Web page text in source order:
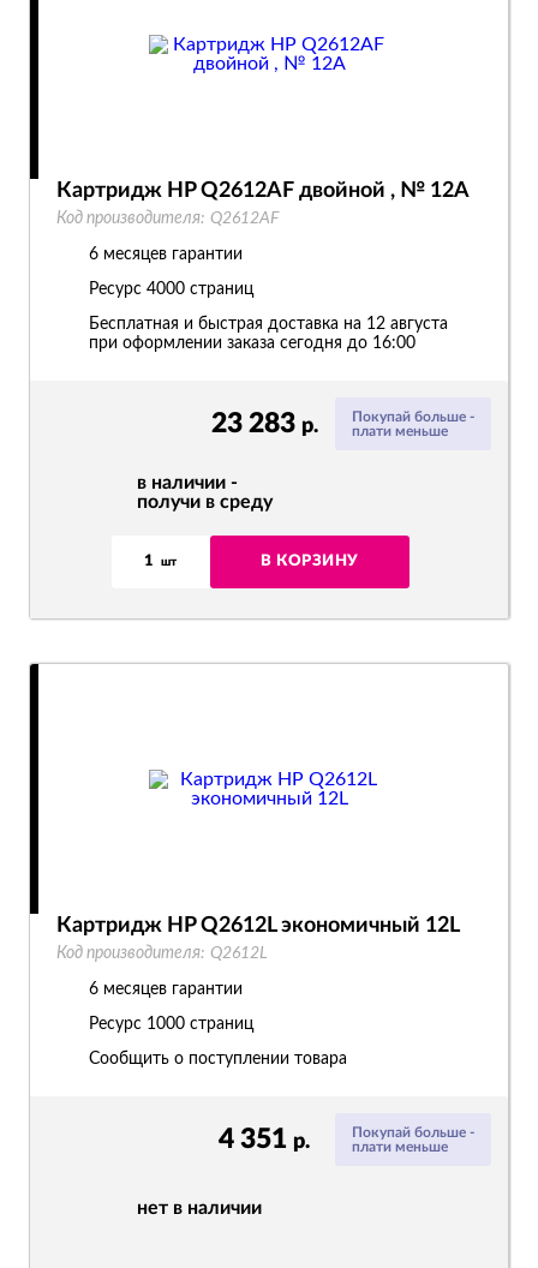
Покупай больше -
плати меньше
23 283 р.
в наличии -
получи в среду
1 шт В КОРЗИНУ
Картридж HP Q2612AF двойной , № 12A
Код производителя: Q2612AF
6 месяцев гарантии
Ресурс 4000 страниц
Бесплатная и быстрая доставка на 12 августа
при оформлении заказа сегодня до 16:00
Покупай больше -
плати меньше
4 351 р.
нет в наличии
Картридж HP Q2612L экономичный 12L
Код производителя: Q2612L
6 месяцев гарантии
Ресурс 1000 страниц
Сообщить о поступлении товара